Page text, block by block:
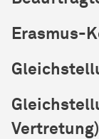
Erasmus-
Vertretung)